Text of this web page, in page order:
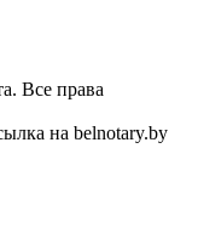
Все права
на belnotary.by